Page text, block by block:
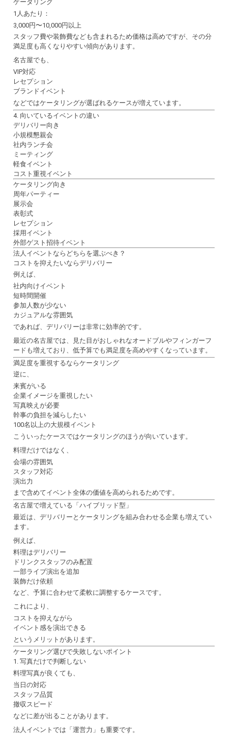
ケータリング
1人あたり：
3,000円〜10,000円以上
スタッフ費や装飾費なども含まれるため価格は高めですが、その分
満足度も高くなりやすい傾向があります。
名古屋でも、
VIP対応
レセプション
ブランドイベント
などではケータリングが選ばれるケースが増えています。
4. 向いているイベントの違い
デリバリー向き
小規模懇親会
社内ランチ会
ミーティング
軽食イベント
コスト重視イベント
ケータリング向き
周年パーティー
展示会
表彰式
レセプション
採用イベント
外部ゲスト招待イベント
法人イベントならどちらを選ぶべき？
コストを抑えたいならデリバリー
例えば、
社内向けイベント
短時間開催
参加人数が少ない
カジュアルな雰囲気
であれば、デリバリーは非常に効率的です。
最近の名古屋では、見た目がおしゃれなオードブルやフィンガーフ
ードも増えており、低予算でも満足度を高めやすくなっています。
満足度を重視するならケータリング
逆に、
来賓がいる
企業イメージを重視したい
写真映えが必要
幹事の負担を減らしたい
100名以上の大規模イベント
こういったケースではケータリングのほうが向いています。
料理だけではなく、
会場の雰囲気
スタッフ対応
演出力
まで含めてイベント全体の価値を高められるためです。
名古屋で増えている「ハイブリッド型」
最近は、デリバリーとケータリングを組み合わせる企業も増えてい
ます。
例えば、
料理はデリバリー
ドリンクスタッフのみ配置
一部ライブ演出を追加
装飾だけ依頼
など、予算に合わせて柔軟に調整するケースです。
これにより、
コストを抑えながら
イベント感を演出できる
というメリットがあります。
ケータリング選びで失敗しないポイント
1. 写真だけで判断しない
料理写真が良くても、
当日の対応
スタッフ品質
撤収スピード
などに差が出ることがあります。
法人イベントでは「運営力」も重要です。